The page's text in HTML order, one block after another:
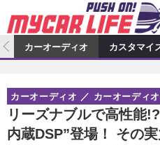
カーオーディオ
プロショップ検索
カーオーディオニュース
カスタマイズ特集記事
カスタマイズニュース
カーグッズ
カーグッズ特集記事
自動車
カーオーディオ カスタマイ
リーズナブルで高性能
内蔵DSP”登場！ その
カーオーディオ カーオーディ